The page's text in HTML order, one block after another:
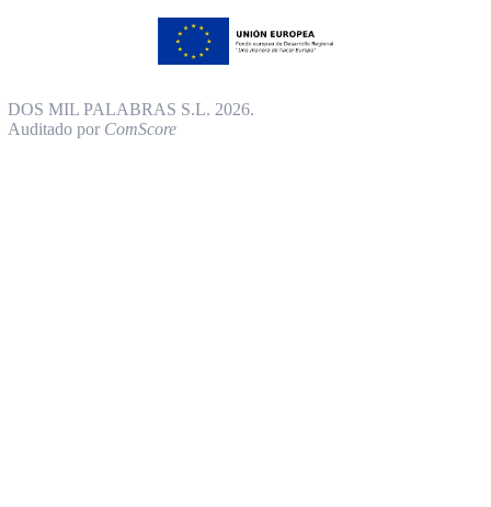
DOS MIL PALABRAS S.L. 2026.
Auditado por ComScore